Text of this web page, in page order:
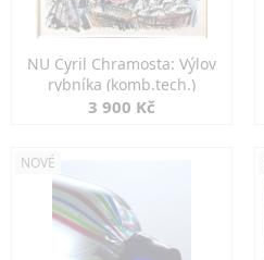
NU Cyril Chramosta: Výlov
rybníka (komb.tech.)
3 900 Kč
NOVÉ